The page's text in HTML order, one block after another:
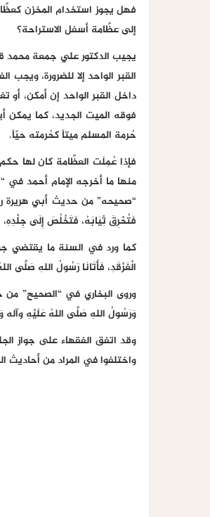
فهل يجوز استخدام المخزن
إلى عظَّامة أسفل الاستراحة؟
يجيب الدكتور علي جمعة محمد
القبر الواحد إلا للضرورة،
داخل القبر الواحد إن أمكن،
فوقه الميت الجديد، كما يمكن
حُرمة المسلم ميتاً كحُرمته حيّاً.
فإذا عُمِلَت العظَّامة كان لها
منها ما أخرجه الإمام أحمد
“صحيحه” من حديث أبي هريرة
فَتُحْرِقَ ثِيَابَهُ، فَتَخْلُصَ إِلَى
كما ورد في السنة ما يقتضي
الْغَرْقَدِ، فَأَتَانَا رَسُولُ اللهِ صَلَّى
وروى البخاري في “الصحيح”
وَرَسُولُ اللهِ صَلَّى اللهُ عَلَيْهِ
وقد اتفق الفقهاء على جواز
واختلفوا في المراد من